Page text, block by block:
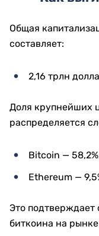
Общая
составляет:
2,16 трлн
Доля крупнейших
распределяется
Bitcoin —
Ethereum —
Это
биткоина на